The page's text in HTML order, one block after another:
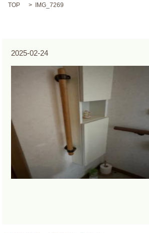
TOP IMG_7269
2025-02-24